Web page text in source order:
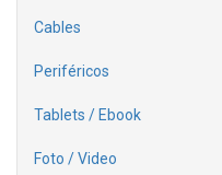
Cables
Periféricos
Tablets / Ebook
Foto / Video